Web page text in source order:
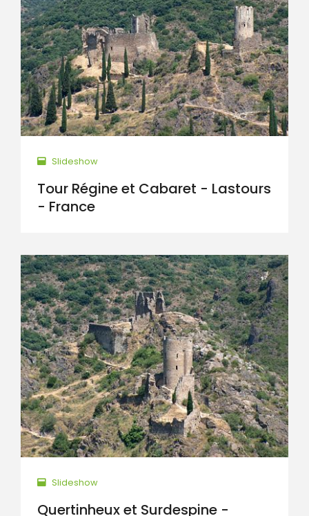
Slideshow
Tour Régine et Cabaret - Lastours
- France
Slideshow
Quertinheux et Surdespine -